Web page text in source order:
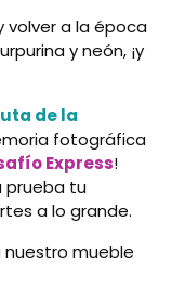
volver a la época
y neón, ¡y
de la
fotográfica
Express!
prueba tu
a lo grande.
mueble